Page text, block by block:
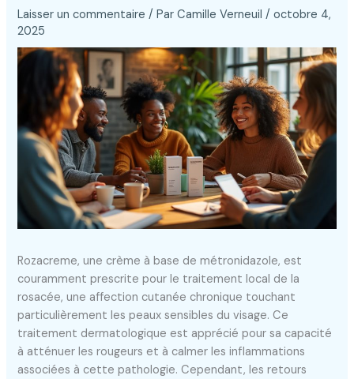
Laisser un commentaire / ParCamille Verneuil/octobre 4,
2025
Rozacreme, une crème à base de métronidazole, est
couramment prescrite pour le traitement local de la
rosacée, une affection cutanée chronique touchant
particulièrement les peaux sensibles du visage. Ce
traitement dermatologique est apprécié pour sa capacité
à atténuer les rougeurs et à calmer les inflammations
associées à cette pathologie. Cependant, les retours